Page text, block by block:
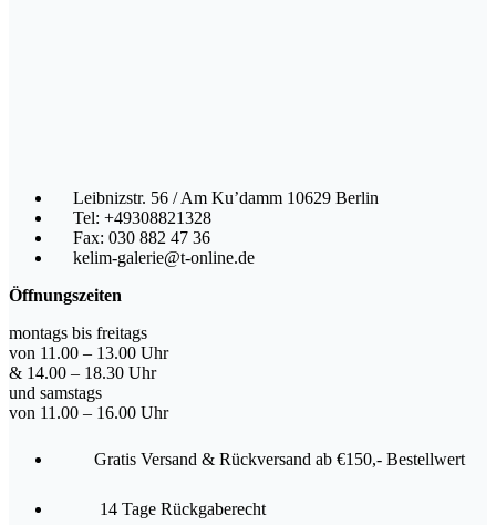
Leibnizstr. 56 / Am Ku’damm 10629 Berlin
Tel: +49308821328
Fax: 030 882 47 36
kelim-galerie@t-online.de
Öffnungszeiten
montags bis freitags
von 11.00 – 13.00 Uhr
& 14.00 – 18.30 Uhr
und samstags
von 11.00 – 16.00 Uhr
Gratis Versand & Rückversand ab €150,- Bestellwert
14 Tage Rückgaberecht